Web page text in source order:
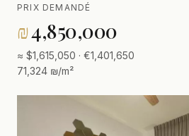
PRIX DEMANDÉ
₪4,850,000
≈ $1,615,050 · €1,401,650
71,324 ₪/m²